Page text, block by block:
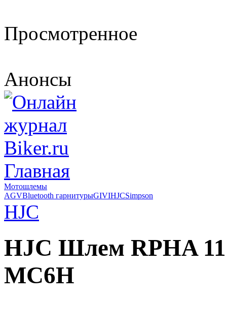
Просмотренное
Анонсы
Главная
Мотошлемы
AGVBluetooth гарнитурыGIVIHJCSimpson
HJC
HJC Шлем RPHA
MC6H